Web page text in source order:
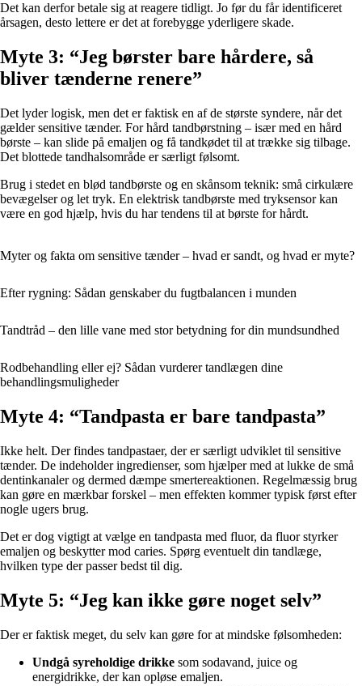
Det kan derfor betale sig at reagere tidligt. Jo før du får identificeret
årsagen, desto lettere er det at forebygge yderligere skade.
Myte 3: “Jeg børster bare hårdere, så
bliver tænderne renere”
Det lyder logisk, men det er faktisk en af de største syndere, når det
gælder sensitive tænder. For hård tandbørstning – især med en hård
børste – kan slide på emaljen og få tandkødet til at trække sig tilbage.
Det blottede tandhalsområde er særligt følsomt.
Brug i stedet en blød tandbørste og en skånsom teknik: små cirkulære
bevægelser og let tryk. En elektrisk tandbørste med tryksensor kan
være en god hjælp, hvis du har tendens til at børste for hårdt.
Myter og fakta om sensitive tænder – hvad er sandt, og hvad er myte?
Efter rygning: Sådan genskaber du fugtbalancen i munden
Tandtråd – den lille vane med stor betydning for din mundsundhed
Rodbehandling eller ej? Sådan vurderer tandlægen dine
behandlingsmuligheder
Myte 4: “Tandpasta er bare tandpasta”
Ikke helt. Der findes tandpastaer, der er særligt udviklet til sensitive
tænder. De indeholder ingredienser, som hjælper med at lukke de små
dentinkanaler og dermed dæmpe smertereaktionen. Regelmæssig brug
kan gøre en mærkbar forskel – men effekten kommer typisk først efter
nogle ugers brug.
Det er dog vigtigt at vælge en tandpasta med fluor, da fluor styrker
emaljen og beskytter mod caries. Spørg eventuelt din tandlæge,
hvilken type der passer bedst til dig.
Myte 5: “Jeg kan ikke gøre noget selv”
Der er faktisk meget, du selv kan gøre for at mindske følsomheden:
Undgå syreholdige drikke som sodavand, juice og
energidrikke, der kan opløse emaljen.